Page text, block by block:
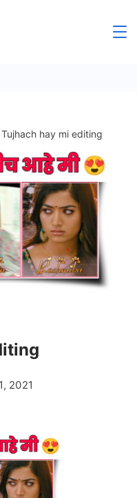
Tujhach hay mi editing
2021